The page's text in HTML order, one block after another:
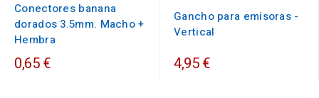
Conectores banana
dorados 3.5mm. Macho +
Hembra
0,65 €
Gancho para emisoras -
Vertical
4,95 €